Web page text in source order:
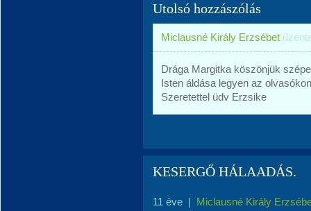
Utolsó hozzászólás
Miclausné Király Erzsébet
Drága Margitka köszönjük
Isten áldása legyen az
Szeretettel üdv Erzsike
KESERGŐ HÁLAADÁS.
11 éve | Miclausné Király